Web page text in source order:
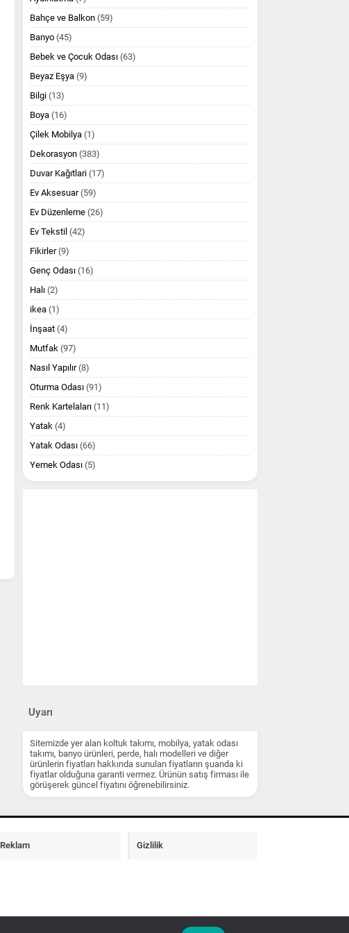
Bahçe ve Balkon (59)
Banyo (45)
Bebek ve Çocuk Odası (63)
Beyaz Eşya (9)
Bilgi (13)
Boya (16)
Çilek Mobilya (1)
Dekorasyon (383)
Duvar Kağıtlari (17)
Ev Aksesuar(59)
Ev Düzenleme (26)
Ev Tekstil (42)
Fikirler(9)
Genç Odası (16)
Halı (2)
ikea (1)
İnşaat (4)
Mutfak (97)
Nasıl Yapılır(8)
Oturma Odası (91)
Renk Kartelaları (11)
Yatak (4)
Yatak Odası (66)
Yemek Odası (5)
Uyarı
Sitemizde yer alan koltuk takımı, mobilya, yatak odası
takımı, banyo ürünleri, perde, halı modelleri ve diğer
ürünlerin fiyatları hakkında sunulan fiyatların şuanda ki
fiyatlar olduğuna garanti vermez. Ürünün satış firması ile
görüşerek güncel fiyatını öğrenebilirsiniz.
Reklam Gizlilik